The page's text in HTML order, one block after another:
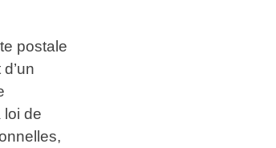
postale
de